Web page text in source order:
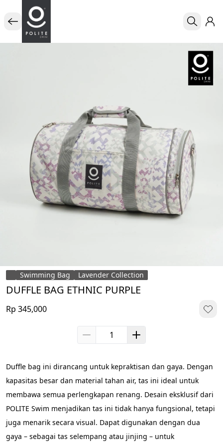
Swimming Bag Lavender Collection
DUFFLE BAG ETHNIC PURPLE
Rp 345,000
Duffle bag ini dirancang untuk kepraktisan dan gaya. Dengan
kapasitas besar dan material tahan air, tas ini ideal untuk
membawa semua perlengkapan renang. Desain eksklusif dari
POLITE Swim menjadikan tas ini tidak hanya fungsional, tetapi
juga menarik secara visual. Dapat digunakan dengan dua
gaya – sebagai tas selempang atau jinjing – untuk